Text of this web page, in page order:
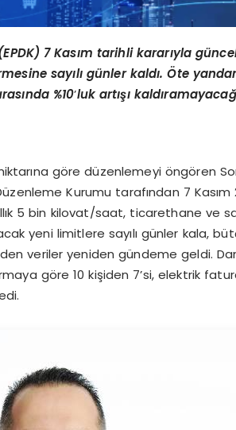
7 Kasım tarihli kararıyla
sayılı günler kaldı. Öte
%10’luk artışı
göre düzenlemeyi öngören
Kurumu tarafından 7
5 bin kilovat/saat, ticarethane ve
yeni limitlere sayılı günler kala,
veriler yeniden gündeme geldi.
göre 10 kişiden 7’si, elektrik